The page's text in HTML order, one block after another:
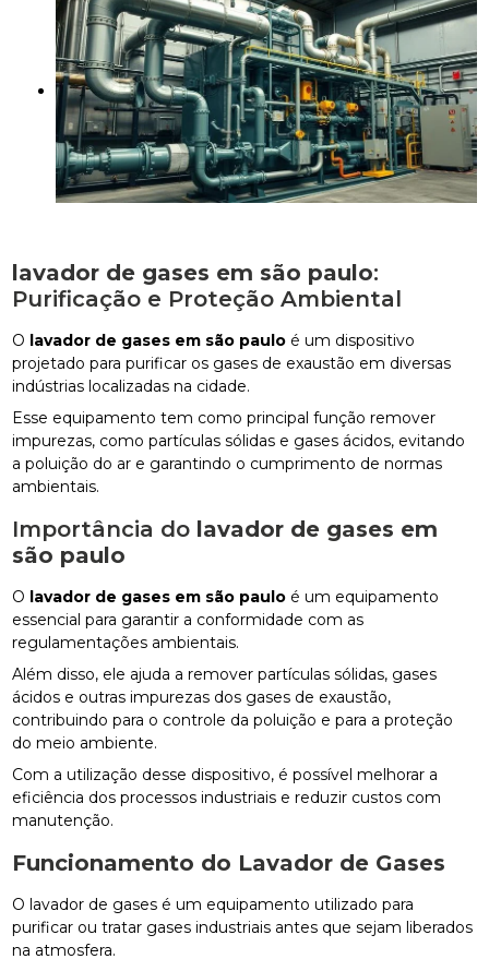
lavador de gases em são paulo:
Purificação e Proteção Ambiental
O lavador de gases em são paulo é um dispositivo
projetado para purificar os gases de exaustão em diversas
indústrias localizadas na cidade.
Esse equipamento tem como principal função remover
impurezas, como partículas sólidas e gases ácidos, evitando
a poluição do ar e garantindo o cumprimento de normas
ambientais.
Importância do lavador de gases em
são paulo
O lavador de gases em são paulo é um equipamento
essencial para garantir a conformidade com as
regulamentações ambientais.
Além disso, ele ajuda a remover partículas sólidas, gases
ácidos e outras impurezas dos gases de exaustão,
contribuindo para o controle da poluição e para a proteção
do meio ambiente.
Com a utilização desse dispositivo, é possível melhorar a
eficiência dos processos industriais e reduzir custos com
manutenção.
Funcionamento do Lavador de Gases
O lavador de gases é um equipamento utilizado para
purificar ou tratar gases industriais antes que sejam liberados
na atmosfera.